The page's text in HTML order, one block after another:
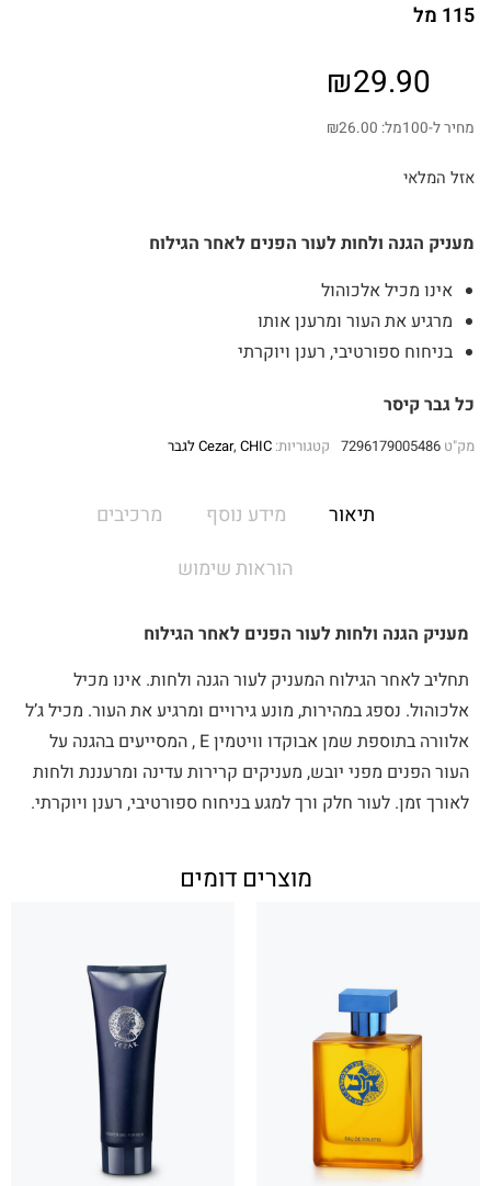
115 מל
₪29.90
מחיר ל-100מל: ₪26.00
אזל המלאי
מעניק הגנה ולחות לעור הפנים לאחר הגילוח
אינו מכיל אלכוהול
מרגיע את העור ומרענן אותו
בניחוח ספורטיבי, רענן ויוקרתי
כל גבר קיסר
מק"ט 7296179005486 קטגוריות: Cezar, CHIC לגבר
תיאור מידע נוסף
מרכיבים
הוראות שימוש
מעניק הגנה ולחות לעור הפנים לאחר הגילוח
תחליב לאחר הגילוח המעניק לעור הגנה ולחות. אינו מכיל
אלכוהול. נספג במהירות, מונע גירויים ומרגיע את העור. מכיל ג’ל
אלוורה בתוספת שמן אבוקדו וויטמין E , המסייעים בהגנה על
העור הפנים מפני יובש, מעניקים קרירות עדינה ומרעננת ולחות
לאורך זמן. לעור חלק ורך למגע בניחוח ספורטיבי, רענן ויוקרתי.
מוצרים דומים